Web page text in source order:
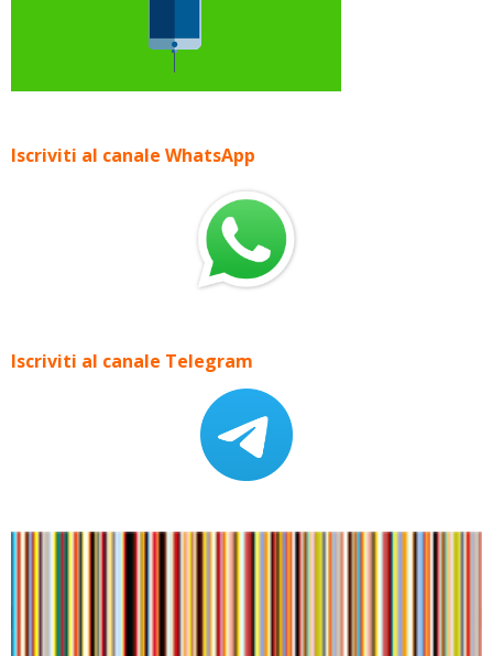
Iscriviti al canale WhatsApp
Iscriviti al canale Telegram